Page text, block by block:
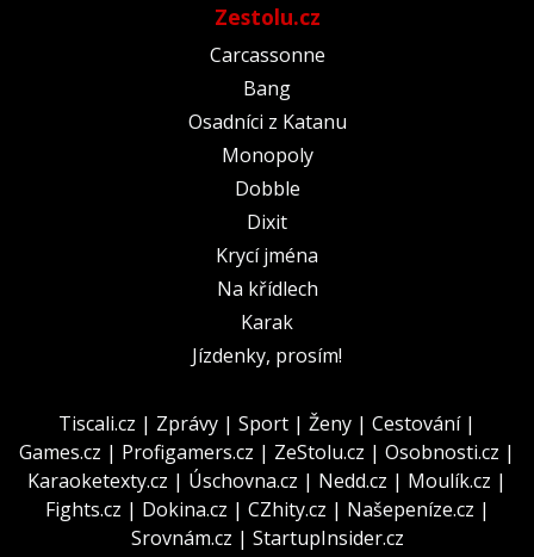
Zestolu.cz
Carcassonne
Bang
Osadníci z Katanu
Monopoly
Dobble
Dixit
Krycí jména
Na křídlech
Karak
Jízdenky, prosím!
Tiscali.cz | Zprávy | Sport | Ženy | Cestování|
Games.cz | Profigamers.cz | ZeStolu.cz | Osobnosti.cz |
Karaoketexty.cz | Úschovna.cz | Nedd.cz | Moulík.cz |
Fights.cz | Dokina.cz | CZhity.cz | Našepeníze.cz |
Srovnám.cz | StartupInsider.cz